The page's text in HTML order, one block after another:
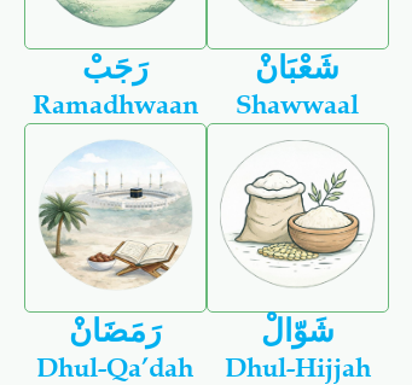
رَجَبْ شَعْبَانْ
Ramadhwaan
رَمَضَانْ
Shawwaal
شَوّالْ
Dhul-Qa’dah Dhul-Hijjah